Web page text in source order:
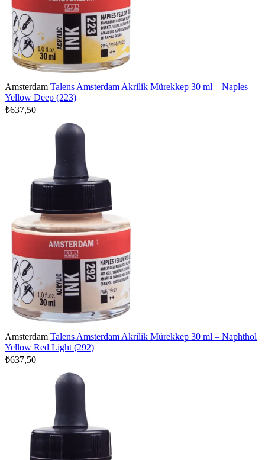
Amsterdam Talens Amsterdam Akrilik Mürekkep 30 ml – Naples
Yellow Deep (223)
₺637,50
Amsterdam Talens Amsterdam Akrilik Mürekkep 30 ml – Naphthol
Yellow Red Light (292)
₺637,50